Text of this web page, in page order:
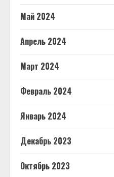
Май 2024
Апрель 2024
Март 2024
Февраль 2024
Январь 2024
Декабрь 2023
Октябрь 2023